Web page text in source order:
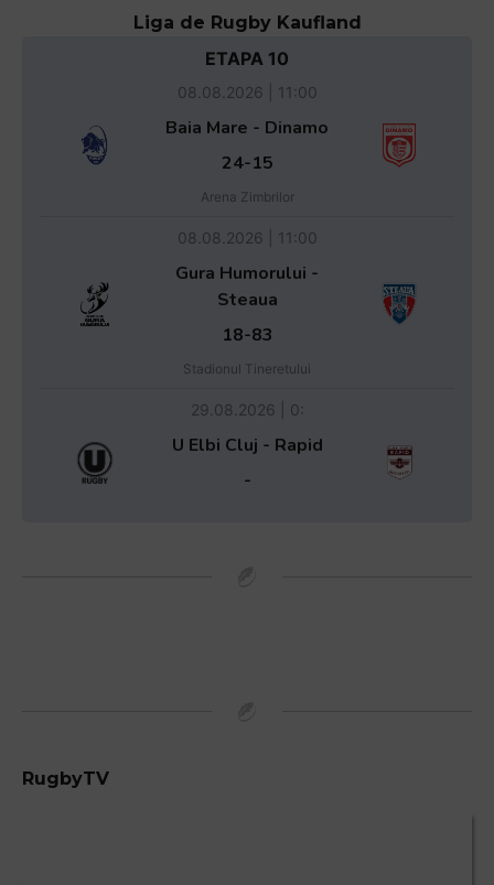
Liga de Rugby Kaufland
ETAPA 10
08.08.2026 | 11:00
Baia Mare - Dinamo
24-15
Arena Zimbrilor
08.08.2026 | 11:00
Gura Humorului -
Steaua
18-83
Stadionul Tineretului
29.08.2026 | 0:
U Elbi Cluj - Rapid
-
RugbyTV